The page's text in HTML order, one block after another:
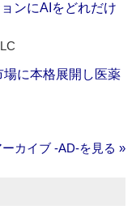
ンにAIをどれだけ
に本格展開し医薬
カイブ ‐AD‐を見る »